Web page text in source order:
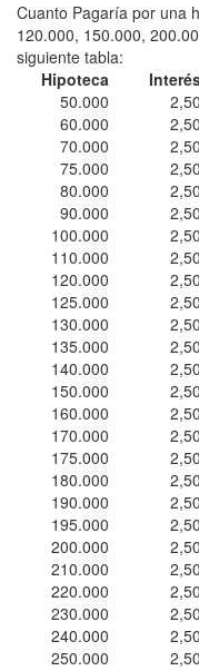
Cuanto Pagaría por una
120.000, 150.000,
siguiente tabla:
Hipoteca
50.000
2,50
60.000
2,50
70.000
2,50
75.000
2,50
80.000
2,50
90.000
2,50
100.000
2,50
110.000
2,50
120.000
2,50
125.000
2,50
130.000
2,50
135.000
2,50
140.000
2,50
150.000
2,50
160.000
2,50
170.000
2,50
175.000
2,50
180.000
2,50
190.000
2,50
195.000
2,50
200.000
2,50
210.000
2,50
220.000
2,50
230.000
2,50
240.000
2,50
250.000
2,50